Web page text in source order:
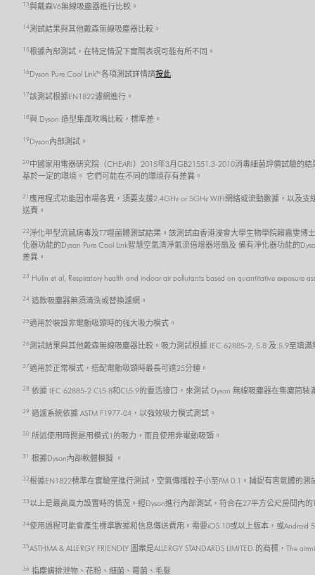
13與戴森V6無線吸塵器進行比較。
14 測試結果與其他戴森無線吸塵器比較。
15根據內部測試，在特定情況下實際表現可能有所不同。
16 Dyson Pure Cool Link™ 各項測試詳情請按此
17該測試根據EN1822濾網進行。
18與 Dyson 造型集風吹嘴比較，標準差。
19 Dyson內部測試。
20中國家用電器研究院（CHEARI）2015年3月GB21551.3-2010消毒細菌評價試驗的
基於一定的環境。 它們可能在不同的環境存有差異。
21 應用程式功能因市場各異，須要支援2.4GHz or 5GHz WIFI網絡或流動數據，以及
送費。
22淨化甲型流感病毒及T7噬菌體測試結果。該測試由香港浸會大學生物學院賴嘉雯
化器功能的Dyson Pure Cool Link智慧空氣清淨氣流倍增器塔扇及 備有淨化器功能的
差異。
23 Hulin et al, Respiratory health and indoor air pollutants based on quantitative exposure
24 這款吸塵器無須清洗或替換濾網。
25適用於裝設非電動吸頭時的強大吸力模式。
26 測試結果與其他戴森無線吸塵器比較。吸力測試根據 IEC 62885-2, 5.8 及 5.9至填
27適用於正常模式，搭配電動吸頭時最長可達25分鐘。
28 依據 IEC 62885-2 CL5.8和CL5.9的靈活接口，來測試 Dyson 無線吸塵器在集塵筒
29 過濾系統依據 ASTM F1977-04，以強效吸力模式測試。
30 所述使用時間是用模式1的吸力，而且使用非電動吸頭。
31 根據Dyson內部軟體模擬 。
32根據EN1822標準在實驗室進行測試，空氣傳播粒子小至PM 0.1。捕捉有害氣體的
33以上是最高風力設置時的情況。經Dyson進行內部測試，符合在27平方公尺房間內
34使用過程可能會產生標準數據和信息傳送費用。需要iOS 10或以上版本，或
35ASTHMA & ALLERGY FRIENDLY 圖案是ALLERGY STANDARDS LIMITED 的商標，The
36 指塵螨排泄物、花粉、细菌、霉菌、毛髮